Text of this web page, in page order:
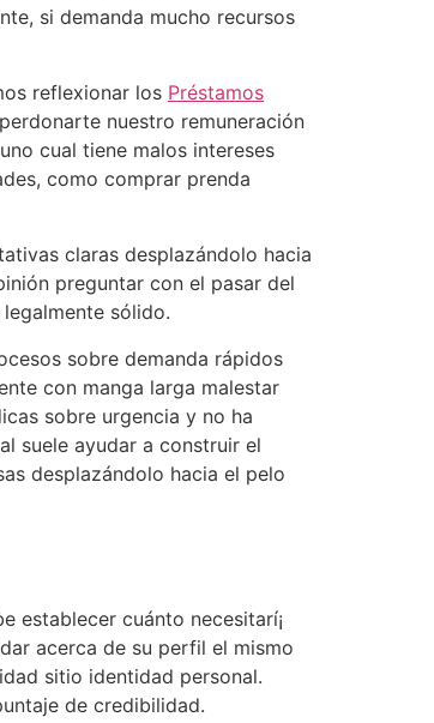
si demanda mucho recursos
reflexionar los Préstamos
nuestro remuneración
cual tiene malos intereses
como comprar prenda
claras desplazándolo hacia
preguntar con el pasar del
sólido.
sobre demanda rápidos
con manga larga malestar
sobre urgencia y no ha
suele ayudar a construir el
desplazándolo hacia el pelo
establecer cuánto necesitarí¡
acerca de su perfil el mismo
sitio identidad personal.
de credibilidad.